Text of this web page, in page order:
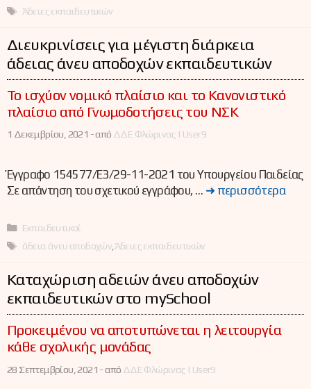
Ετικέτες
Άδειες εκπαιδευτικών
Διευκρινίσεις για μέγιστη διάρκεια
άδειας άνευ αποδοχών εκπαιδευτικών
Το ισχύον νομικό πλαίσιο και το Κανονιστικό
πλαίσιο από Γνωμοδοτήσεις του ΝΣΚ
1 Δεκεμβρίου, 2021 -από ΔΔΕ Φλώρινας | User9
Έγγραφο 154577/Ε3/29-11-2021 του Υπουργείου Παιδείας
Σε απάντηση του σχετικού εγγράφου, … ➜ περισσότερα
Κατηγορίες
Εκπαιδευτικοί
Ετικέτες
άδεια άνευ αποδοχών Άδειες εκπαιδευτικών
Καταχώριση αδειών άνευ αποδοχών
εκπαιδευτικών στο mySchool
Προκειμένου να αποτυπώνεται η λειτουργία
κάθε σχολικής μονάδας
28 Σεπτεμβρίου, 2021 -από ΔΔΕ Φλώρινας | User9